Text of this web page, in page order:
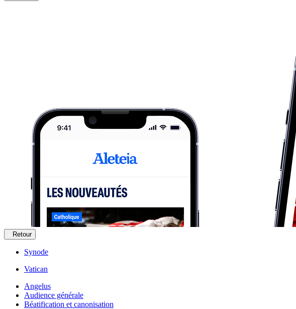
Retour
Synode
Vatican
Angelus
Audience générale
Béatification et canonisation